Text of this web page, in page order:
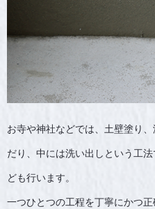
お寺や神社などでは、土壁塗り
だり、中には洗い出しという工
ども行います。
一つひとつの工程を丁寧にかつ正